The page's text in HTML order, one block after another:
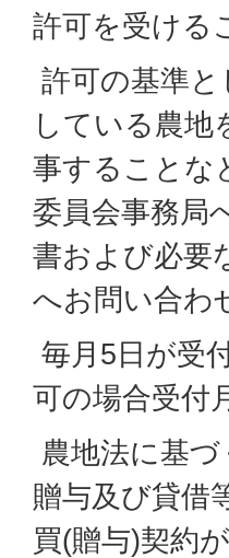
許可を受ける
許可の基準
している農地
事することな
委員会事務局
書および必要
へお問い合わ
毎月5日が受
可の場合受付
農地法に基
贈与及び貸借
買(贈与)契約